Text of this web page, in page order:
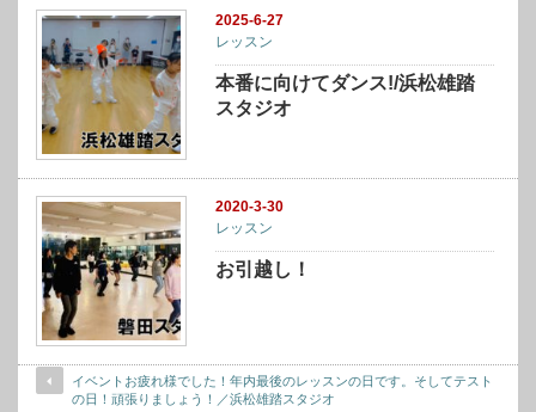
2025-6-27
レッスン
本番に向けてダンス!/浜松雄踏
スタジオ
2020-3-30
レッスン
お引越し！
イベントお疲れ様でした！年内最後のレッスンの日です。そしてテスト
の日！頑張りましょう！／浜松雄踏スタジオ